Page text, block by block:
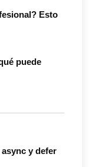
Esto
puede
y defer